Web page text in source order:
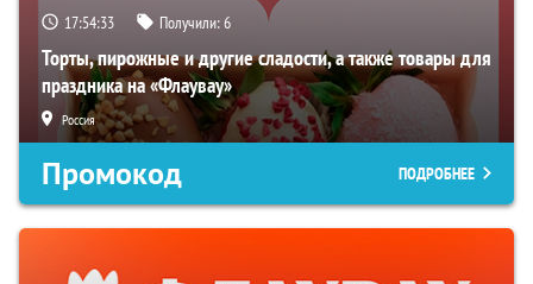
17:54:32 Получили:6
Торты, пирожные и другие сладости, а также товары для
праздника на «Флаувау»
Россия
Промокод ПОДРОБНЕЕ